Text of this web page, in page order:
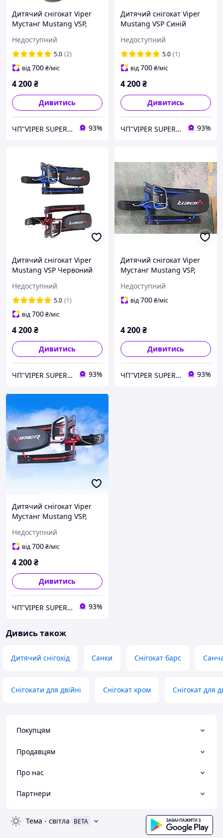
Дитячий снігокат Viper
Мустанг Mustang VSP,
Снігохід Дитячий Санки з
кермом!
Недоступний
5.0 (2)
від700₴/міс
4 200₴
Дивитись
ЧП"VIPER SUPER PLUS" Сільгосптехніка, велосипеди, сільгосптовар. 93%
Дитячий снігокат Viper
Mustang VSP Синій
Дитячий
Недоступний
5.0 (1)
від700₴/міс
4 200₴
Дивитись
ЧП"VIPER SUPER PLUS" Сільгосптехніка, велосипеди, сільгосптовар. 93%
Дитячий снігокат Viper
Mustang VSP Червоний
Дитячий
Недоступний
5.0 (1)
від700₴/міс
4 200₴
Дивитись
ЧП"VIPER SUPER PLUS" Сільгосптехніка, велосипеди, сільгосптовар. 93%
Дитячий снігокат Viper
Мустанг Mustang VSP,
Снігокат малюкячий з
кермом!
Недоступний
від700₴/міс
4 200₴
Дивитись
ЧП"VIPER SUPER PLUS" Сільгосптехніка, велосипеди, сільгосптовар. 93%
Дитячий снігокат Viper
Мустанг Mustang VSP,
Снігокат із кермом
дитина!
Недоступний
від700₴/міс
4 200₴
Дивитись
ЧП"VIPER SUPER PLUS" Сільгосптехніка, велосипеди, сільгосптовар. 93%
Дивись також
Дитячий снігохід Санки Снігокат барс
Снігокати для двійні Снігокат хром Снігокат для
Покупцям
Продавцям
Про нас
Партнери
Тема - світла BETA